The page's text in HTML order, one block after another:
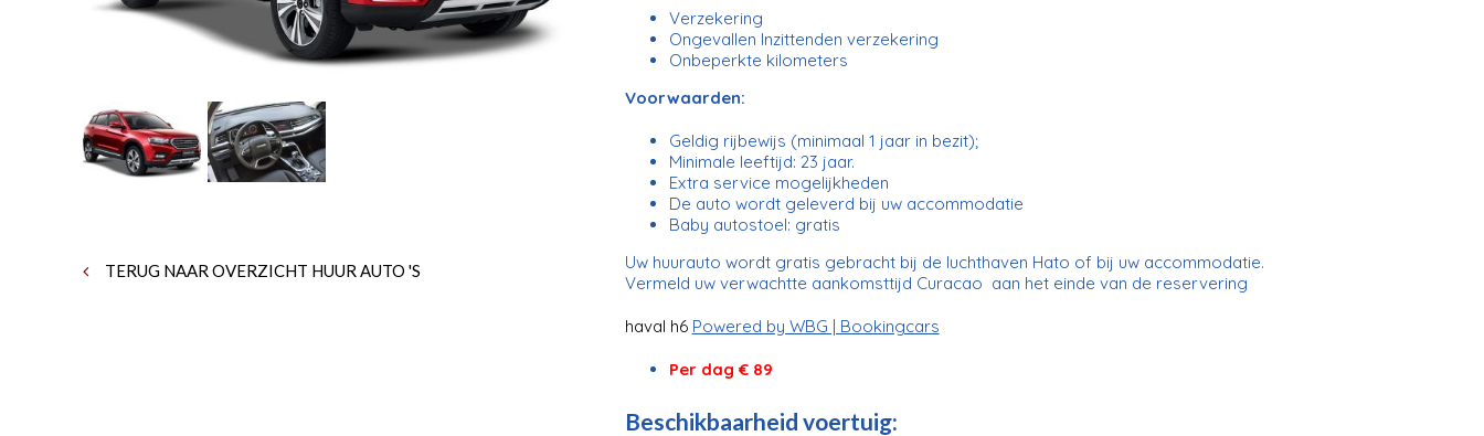
TERUG NAAR OVERZICHT HUUR AUTO 'S
Verzekering
Ongevallen Inzittenden verzekering
Onbeperkte kilometers
Voorwaarden:
Geldig rijbewijs (minimaal 1 jaar in bezit);
Minimale leeftijd: 23 jaar.
Extra service mogelijkheden
De auto wordt geleverd bij uw accommodatie
Baby autostoel: gratis
Uw huurauto wordt gratis gebracht bij de luchthaven Hato of bij uw accommodatie.
Vermeld uw verwachtte aankomsttijd Curacao aan het einde van de reservering
haval h6 Powered by WBG | Bookingcars
Per dag € 89
Beschikbaarheid voertuig: